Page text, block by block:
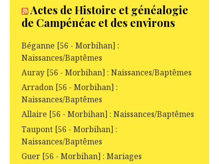
Actes de Histoire et généalogie
de Campénéac et des environs
Béganne [56 - Morbihan] :
Naissances/Baptêmes
Auray [56 - Morbihan] : Naissances/Baptêmes
Arradon [56 - Morbihan] :
Naissances/Baptêmes
Allaire [56 - Morbihan] : Naissances/Baptêmes
Taupont [56 - Morbihan] :
Naissances/Baptêmes
Guer [56 - Morbihan] : Mariages